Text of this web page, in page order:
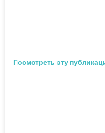
Посмотреть эту